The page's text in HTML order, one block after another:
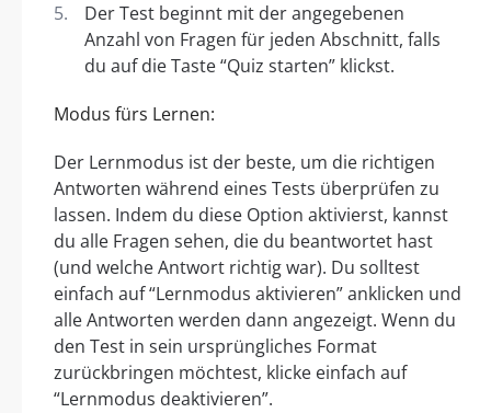
Der Test beginnt mit der angegebenen
Anzahl von Fragen für jeden Abschnitt, falls
du auf die Taste “Quiz starten” klickst.
Modus fürs Lernen:
Der Lernmodus ist der beste, um die richtigen
Antworten während eines Tests überprüfen zu
lassen. Indem du diese Option aktivierst, kannst
du alle Fragen sehen, die du beantwortet hast
(und welche Antwort richtig war). Du solltest
einfach auf “Lernmodus aktivieren” anklicken und
alle Antworten werden dann angezeigt. Wenn du
den Test in sein ursprüngliches Format
zurückbringen möchtest, klicke einfach auf
“Lernmodus deaktivieren”.